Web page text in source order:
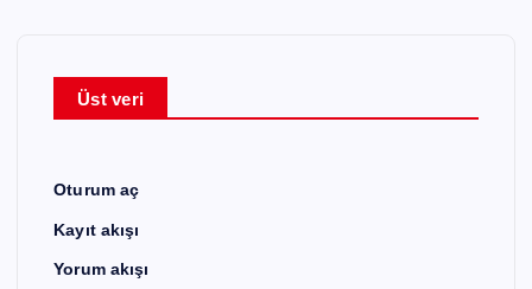
Üst veri
Oturum aç
Kayıt akışı
Yorum akışı